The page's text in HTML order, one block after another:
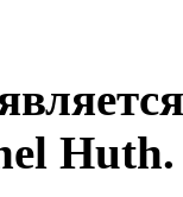
Huth.